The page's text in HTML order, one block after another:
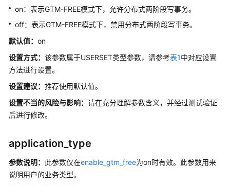
特
参
分
布
机
参
数
on：表示GTM-FREE模式下，允许分布式两阶段写事务。
off：表示GTM-FREE模式下，禁用分布式两阶段写事务。
默认值： on
设置方式： 该参数属于USERSET类型参数，请参考表1中对应设置
方法进行设置。
设置建议： 推荐使用默认值。
设置不当的风险与影响： 请在充分理解参数含义，并经过测试验证
后进行修改。
application_type
参数说明： 此参数仅在enable_gtm_free为on时有效。此参数用来
说明用户的业务类型。